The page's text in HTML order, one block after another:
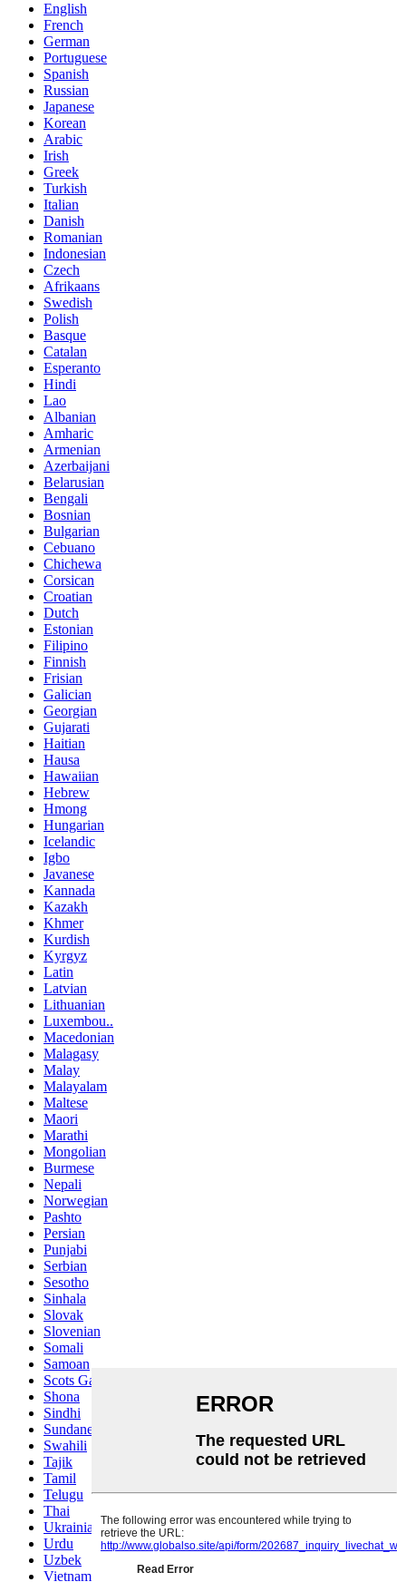
English
French
German
Portuguese
Spanish
Russian
Japanese
Korean
Arabic
Irish
Greek
Turkish
Italian
Danish
Romanian
Indonesian
Czech
Afrikaans
Swedish
Polish
Basque
Catalan
Esperanto
Hindi
Lao
Albanian
Amharic
Armenian
Azerbaijani
Belarusian
Bengali
Bosnian
Bulgarian
Cebuano
Chichewa
Corsican
Croatian
Dutch
Estonian
Filipino
Finnish
Frisian
Galician
Georgian
Gujarati
Haitian
Hausa
Hawaiian
Hebrew
Hmong
Hungarian
Icelandic
Igbo
Javanese
Kannada
Kazakh
Khmer
Kurdish
Kyrgyz
Latin
Latvian
Lithuanian
Luxembou..
Macedonian
Malagasy
Malay
Malayalam
Maltese
Maori
Marathi
Mongolian
Burmese
Nepali
Norwegian
Pashto
Persian
Punjabi
Serbian
Sesotho
Sinhala
Slovak
Slovenian
Somali
Samoan
Scots Gaelic
Shona
Sindhi
Sundanese
Swahili
Tajik
Tamil
Telugu
Thai
Ukrainian
Urdu
Uzbek
Vietnamese